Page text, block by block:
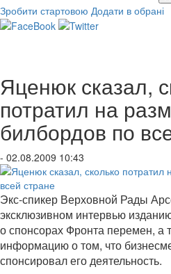
Зробити стартовою Додати в обрані
Яценюк сказал,
потратил на
билбордов по
- 02.08.2009 10:43
Экс-спикер Верховной Рады
эксклюзивном интервью
о спонсорах Фронта перемен, а
информацию о том, что
спонсировал его деятельность.